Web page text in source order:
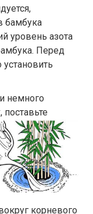
бамбука
уровень азота
Перед
немного
поставьте
корневого